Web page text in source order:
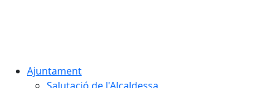
Ajuntament